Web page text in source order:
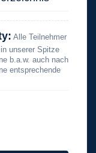
Alle Teilnehmer
unserer Spitze
b.a.w. auch nach
entsprechende